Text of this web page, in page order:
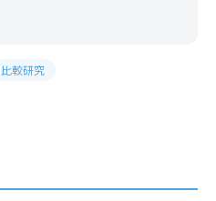
比較研究